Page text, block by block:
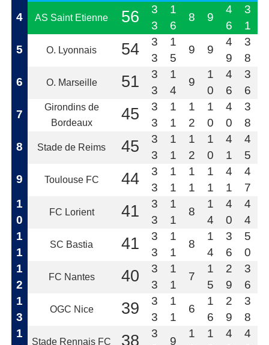
4
AS Saint Etienne 56
3
3
1
6
8 9
4
6
3
1
5
O. Lyonnais 54
3
3
1
5
9 9
4
9
3
8
6
O. Marseille 51
3
3
1
4
9
1
0
4
6
3
6
7
Girondins de
Bordeaux
45
3
3
1
1
1
2
1
0
4
0
3
8
8
Stade de Reims 45
3
3
1
1
1
2
1
0
4
1
4
5
9
Toulouse FC 44
3
3
1
1
1
1
1
1
4
1
4
7
1
0
FC Lorient 41
3
3
1
1
8
1
4
4
0
4
4
1
1
SC Bastia 41
3
3
1
1
8
1
4
3
6
5
0
1
2
FC Nantes 40
3
3
1
1
7
1
5
2
9
3
6
1
3
OGC Nice 39
3
3
1
1
6
1
6
2
9
3
8
1
Stade Rennais FC 38
3
9
1
1
4
4